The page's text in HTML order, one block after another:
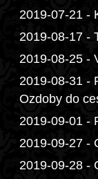
2019-07-21 -
2019-08-17 -
2019-08-25 -
2019-08-31 -
Ozdoby do
2019-09-01 -
2019-09-27 -
2019-09-28 -